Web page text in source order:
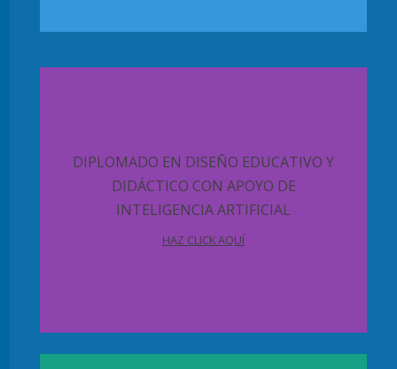
DIPLOMADO EN DISEÑO EDUCATIVO Y
DIDÁCTICO CON APOYO DE
INTELIGENCIA ARTIFICIAL
HAZ CLICK AQUÍ